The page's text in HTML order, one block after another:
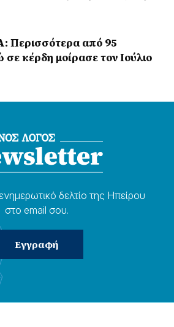
από 95
κέρδη μοίρασε τον Ιούλιο
δελτίο της Ηπείρου
στο email σου.